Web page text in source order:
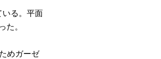
いる。平面
。
めガーゼ